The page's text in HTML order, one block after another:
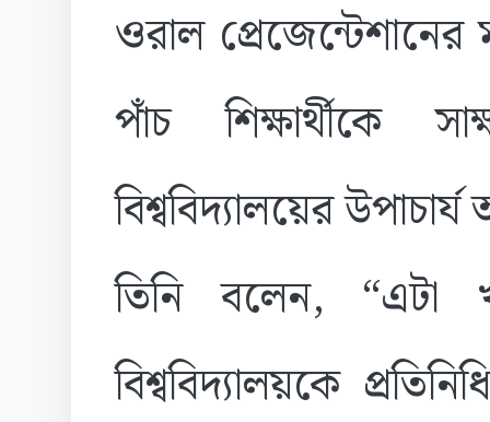
ওরাল
পাঁচ শিক্ষার্থীকে
বিশ্ববিদ্যালয়ের
তিনি বলেন, “এটা
বিশ্ববিদ্যালয়কে